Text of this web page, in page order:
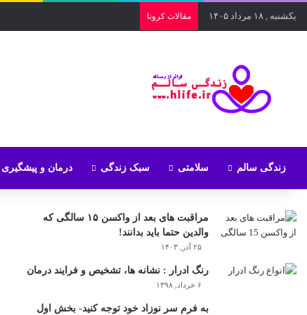
یکشنبه , ۱۸ مرداد ۱۴۰۵ مقالات کرونا
زندگی سالم سلامتی سبک زندگی درمان و پیشگیری
مراقبت های بعد از واکسن ۱۵ سالگی که
والدین حتما باید بدانند!
۲۵ آذر, ۱۴۰۳
رنگ ادرار : نشانه ها، تشخیص و فرایند درمان
۶ خرداد, ۱۳۹۸
به فرم سر نوزاد خود توجه کنید- بخش اول